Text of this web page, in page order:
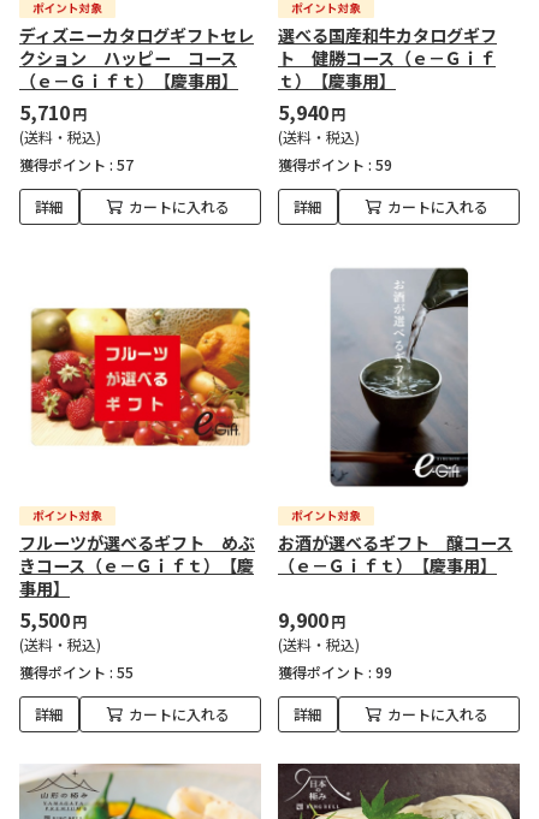
ディズニーカタログギフトセレ
クション ハッピー コース
（ｅ－Ｇｉｆｔ）【慶事用】
5,710円
(送料・税込)
獲得ポイント : 57
詳細 カートに入れる
選べる国産和牛カタログギフ
ト 健勝コース（ｅ－Ｇｉｆ
ｔ）【慶事用】
5,940円
(送料・税込)
獲得ポイント : 59
詳細 カートに入れる
フルーツが選べるギフト めぶ
きコース（ｅ－Ｇｉｆｔ）【慶
事用】
5,500円
(送料・税込)
獲得ポイント : 55
詳細 カートに入れる
お酒が選べるギフト 醸コース
（ｅ－Ｇｉｆｔ）【慶事用】
9,900円
(送料・税込)
獲得ポイント : 99
詳細 カートに入れる